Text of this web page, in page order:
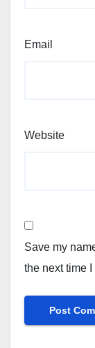
Email
Website
Save my
the next time I